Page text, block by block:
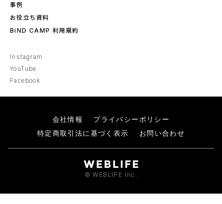
事例
お役立ち資料
BiND CAMP 利用規約
Instagram
YouTube
Facebook
会社情報
プライバシーポリシー
特定商取引法に基づく表示
お問い合わせ
© WEBLIFE Inc.